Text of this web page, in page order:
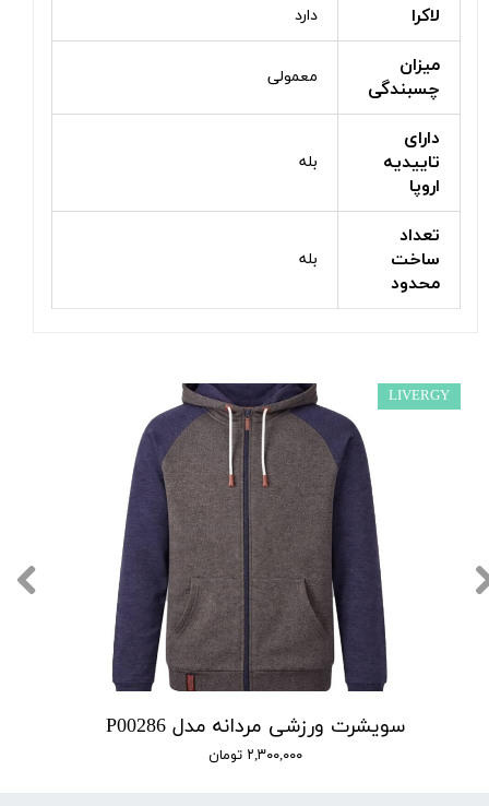
لاکرا دارد
میزان
چسبندگی
معمولی
دارای
تاییدیه
اروپا
بله
تعداد
ساخت
محدود
بله
سویشرت ورزشی مردانه مدل P00286
۲,۳۰۰,۰۰۰ تومان
LIVERGY